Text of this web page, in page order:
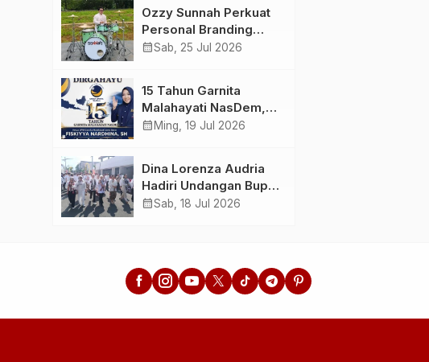
Ahlussunnah wal
Jamaah
Bertindak
Ozzy Sunnah Perkuat
Personal Branding
sebagai Drummer,
Video Klip AI “Jagalah
Cinta”
calendar_monthSab, 25 Jul 2026
15 Tahun Garnita
Malahayati NasDem,
Menginspirasi
calendar_month Ming, 19 Jul 2026
Dina Lorenza Audria
Hadiri Undangan Bupati
Banyuwangi, Saksikan
calendar_monthSab, 18 Jul 2026